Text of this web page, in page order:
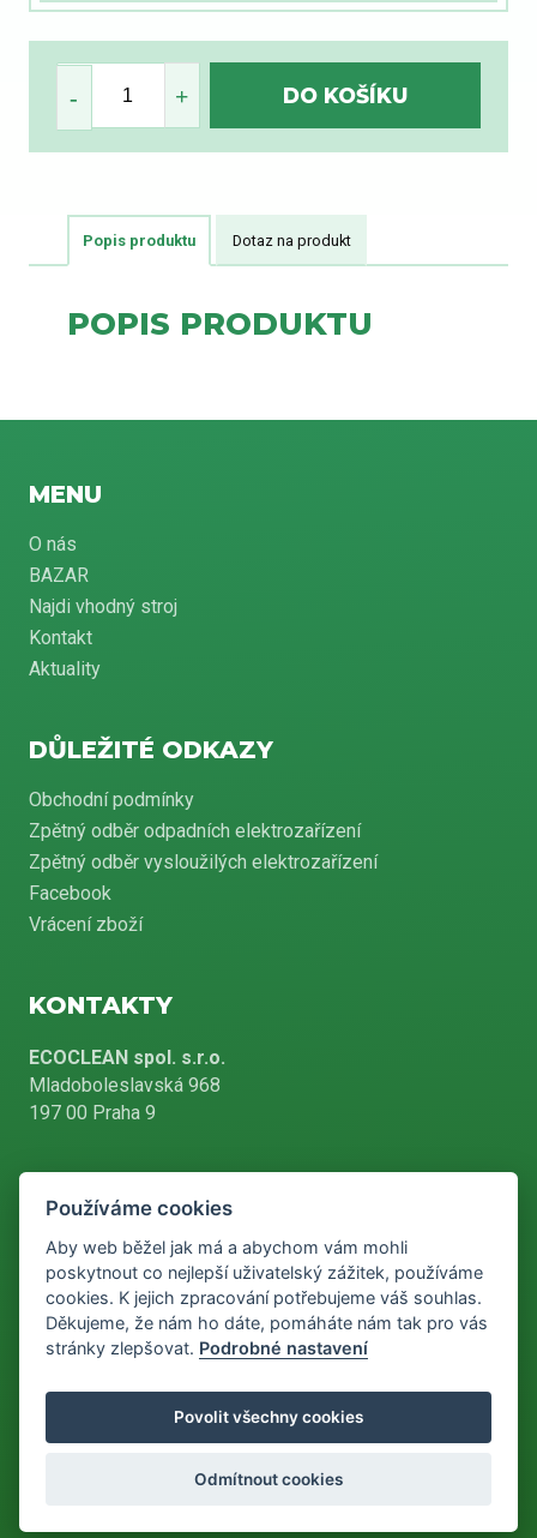
Popis produktu Dotaz na produkt
POPIS PRODUKTU
MENU
O nás
BAZAR
Najdi vhodný stroj
Kontakt
Aktuality
DŮLEŽITÉ ODKAZY
Obchodní podmínky
Zpětný odběr odpadních elektrozařízení
Zpětný odběr vysloužilých elektrozařízení
Facebook
Vrácení zboží
KONTAKTY
ECOCLEAN spol. s.r.o.
Mladoboleslavská 968
197 00 Praha 9
+420 226 804 900
info@ecoclean-praha.cz
Podle zákona o evidenci tržeb je prodávající povinen vystavit
kupujícímu účtenku. Zároveň je povinen zaevidovat přijatou tržbu u
správce daně online, v případě technického výpadku pak nejpozději
Používáme cookies
Aby web běžel jak má a abychom vám mohli
poskytnout co nejlepší uživatelský zážitek, používáme
cookies. K jejich zpracování potřebujeme váš souhlas.
Děkujeme, že nám ho dáte, pomáháte nám tak pro vás
stránky zlepšovat. Podrobné nastavení
Povolit všechny cookies
Odmítnout cookies